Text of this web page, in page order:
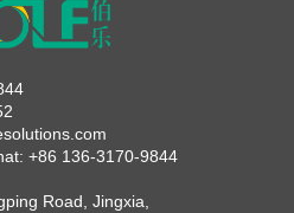
+86 136-3170-9844
Road, Jingxia,